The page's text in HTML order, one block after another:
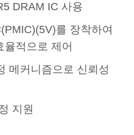
DRAM IC 사용
를 장착하여
율적으로 제어
메커니즘으로 신뢰성
지원